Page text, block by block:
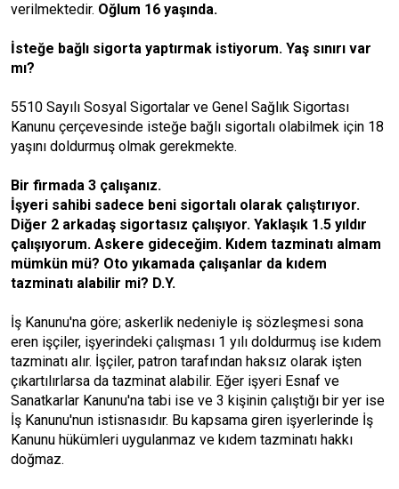
verilmektedir. Oğlum 16 yaşında.
İsteğe bağlı sigorta yaptırmak istiyorum. Yaş sınırı var
mı?
5510 Sayılı Sosyal Sigortalar ve Genel Sağlık Sigortası
Kanunu çerçevesinde isteğe bağlı sigortalı olabilmek için 18
yaşını doldurmuş olmak gerekmekte.
Bir firmada 3 çalışanız.
İşyeri sahibi sadece beni sigortalı olarak çalıştırıyor.
Diğer 2 arkadaş sigortasız çalışıyor. Yaklaşık 1.5 yıldır
çalışıyorum. Askere gideceğim. Kıdem tazminatı almam
mümkün mü? Oto yıkamada çalışanlar da kıdem
tazminatı alabilir mi? D.Y.
İş Kanunu'na göre; askerlik nedeniyle iş sözleşmesi sona
eren işçiler, işyerindeki çalışması 1 yılı doldurmuş ise kıdem
tazminatı alır. İşçiler, patron tarafından haksız olarak işten
çıkartılırlarsa da tazminat alabilir. Eğer işyeri Esnaf ve
Sanatkarlar Kanunu'na tabi ise ve 3 kişinin çalıştığı bir yer ise
İş Kanunu'nun istisnasıdır. Bu kapsama giren işyerlerinde İş
Kanunu hükümleri uygulanmaz ve kıdem tazminatı hakkı
doğmaz.